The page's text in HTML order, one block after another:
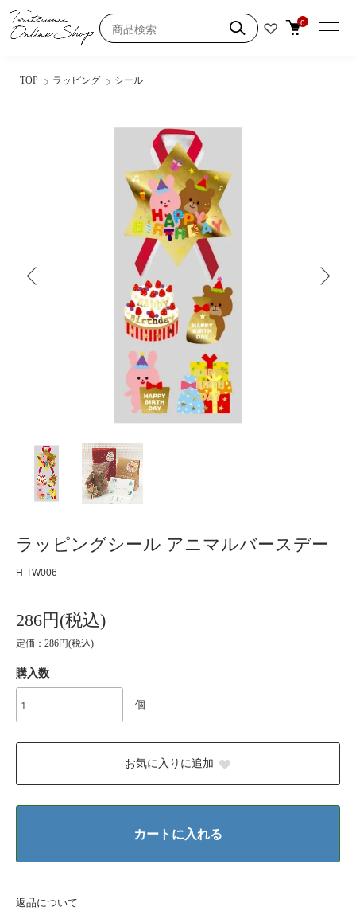
0
TOP ラッピング シール
ラッピングシール アニマルバースデー
H-TW006
286円(税込)
定価：286円(税込)
購入数
個
お気に入りに追加
カートに入れる
返品について